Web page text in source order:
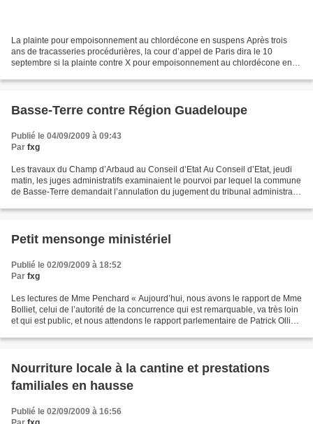
La plainte pour empoisonnement au chlordécone en suspens Après trois
ans de tracasseries procédurières, la cour d’appel de Paris dira le 10
septembre si la plainte contre X pour empoisonnement au chlordécone en
Basse-Terre contre Région Guadeloupe
Publié le 04/09/2009 à 09:43
Par fxg
Les travaux du Champ d’Arbaud au Conseil d’Etat Au Conseil d’Etat, jeudi
matin, les juges administratifs examinaient le pourvoi par lequel la commune
de Basse-Terre demandait l’annulation du jugement du tribunal administratif
Petit mensonge ministériel
Publié le 02/09/2009 à 18:52
Par fxg
Les lectures de Mme Penchard « Aujourd’hui, nous avons le rapport de Mme
Bolliet, celui de l’autorité de la concurrence qui est remarquable, va très loin
et qui est public, et nous attendons le rapport parlementaire de Patrick Ollier,
Nourriture locale à la cantine et prestations
familiales en hausse
Publié le 02/09/2009 à 16:56